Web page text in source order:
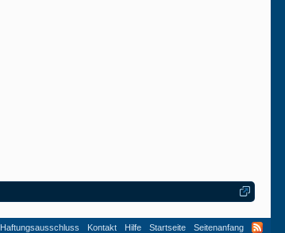
Haftungsausschluss Kontakt Hilfe Startseite
Seitenanfang